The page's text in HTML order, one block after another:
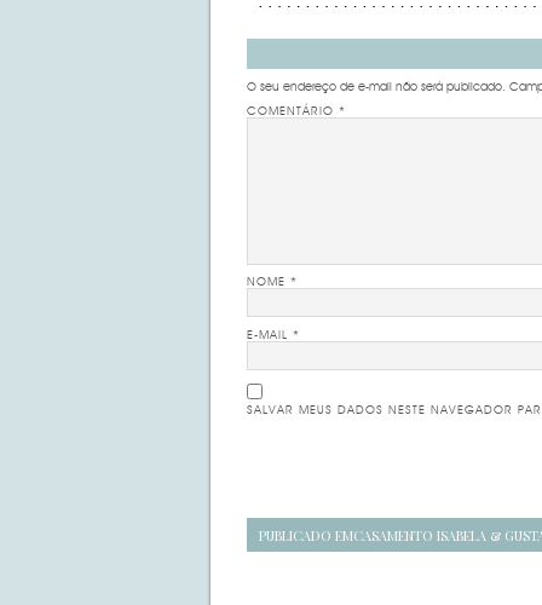
O seu endereço de e-mail não será publicado.
COMENTÁRIO *
NOME *
E-MAIL *
SALVAR MEUS DADOS NESTE NAVEGADOR
Navegação
PUBLICADO EMCASAMENTO ISABELA &